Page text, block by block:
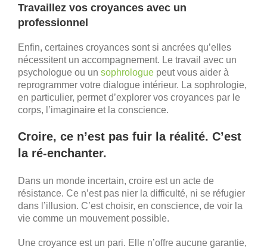
Travaillez vos croyances avec un
professionnel
Enfin, certaines croyances sont si ancrées qu’elles
nécessitent un accompagnement. Le travail avec un
psychologue ou un sophrologue peut vous aider à
reprogrammer votre dialogue intérieur. La sophrologie,
en particulier, permet d’explorer vos croyances par le
corps, l’imaginaire et la conscience.
Croire, ce n’est pas fuir la réalité. C’est
la ré-enchanter.
Dans un monde incertain, croire est un acte de
résistance. Ce n’est pas nier la difficulté, ni se réfugier
dans l’illusion. C’est choisir, en conscience, de voir la
vie comme un mouvement possible.
Une croyance est un pari. Elle n’offre aucune garantie,